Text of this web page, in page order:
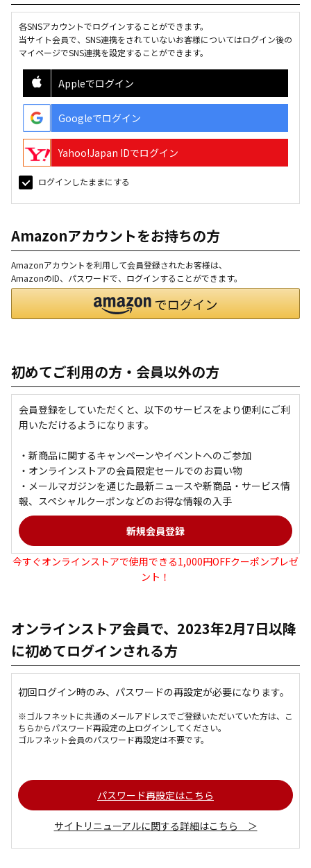
各SNSアカウントでログインすることができます。
当サイト会員で、SNS連携をされていないお客様についてはログイン後の
マイページでSNS連携を設定することができます。
Appleでログイン
Googleでログイン
Yahoo!Japan IDでログイン
ログインしたままにする
Amazonアカウントをお持ちの方
Amazonアカウントを利用して会員登録されたお客様は、
AmazonのID、パスワードで、ログインすることができます。
初めてご利用の方・会員以外の方
会員登録をしていただくと、以下のサービスをより便利にご利
用いただけるようになります。
・新商品に関するキャンペーンやイベントへのご参加
・オンラインストアの会員限定セールでのお買い物
・メールマガジンを通じた最新ニュースや新商品・サービス情
報、スペシャルクーポンなどのお得な情報の入手
今すぐオンラインストアで使用できる1,000円OFFクーポンプレゼ
ント！
オンラインストア会員で、2023年2月7日以降
に初めてログインされる方
初回ログイン時のみ、パスワードの再設定が必要になります。
※ゴルフネットに共通のメールアドレスでご登録いただいていた方は、こ
ちらからパスワード再設定の上ログインしてください。
ゴルフネット会員のパスワード再設定は不要です。
パスワード再設定はこちら
サイトリニューアルに関する詳細はこちら ＞